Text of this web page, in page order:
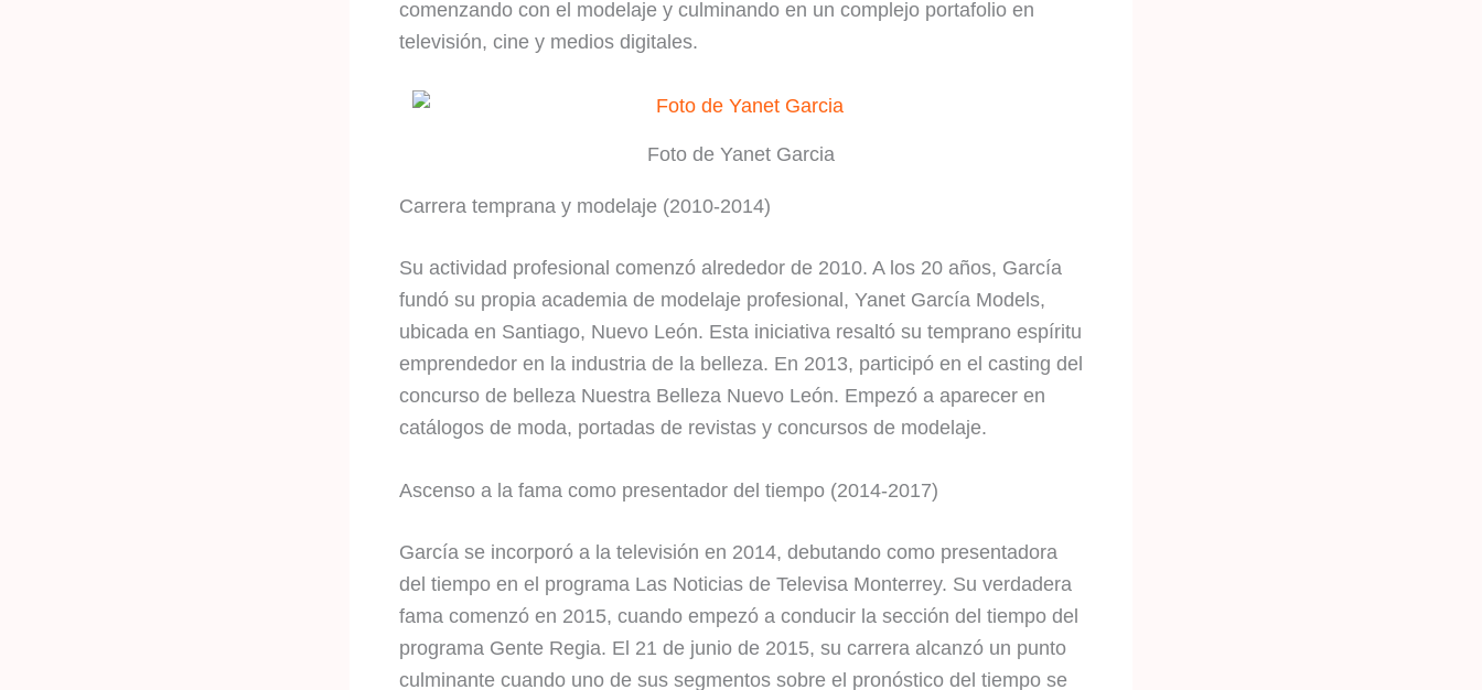
comenzando con el modelaje y culminando en un complejo portafolio en
televisión, cine y medios digitales.
Foto de Yanet Garcia
Carrera temprana y modelaje (2010-2014)
Su actividad profesional comenzó alrededor de 2010. A los 20 años, García
fundó su propia academia de modelaje profesional, Yanet García Models,
ubicada en Santiago, Nuevo León. Esta iniciativa resaltó su temprano espíritu
emprendedor en la industria de la belleza. En 2013, participó en el casting del
concurso de belleza Nuestra Belleza Nuevo León. Empezó a aparecer en
catálogos de moda, portadas de revistas y concursos de modelaje.
Ascenso a la fama como presentador del tiempo (2014-2017)
García se incorporó a la televisión en 2014, debutando como presentadora
del tiempo en el programa Las Noticias de Televisa Monterrey. Su verdadera
fama comenzó en 2015, cuando empezó a conducir la sección del tiempo del
programa Gente Regia. El 21 de junio de 2015, su carrera alcanzó un punto
culminante cuando uno de sus segmentos sobre el pronóstico del tiempo se